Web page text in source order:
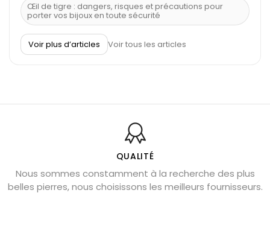
Œil de tigre : dangers, risques et précautions pour
porter vos bijoux en toute sécurité
À quel poignet porter un bracelet de pierre
Découvrez le scorpion et ses pierres
Bienfaits de la sélénite – pierre des anges
L’améthyste est-elle faite pour moi ?
Chrysocolle : pierre apaisante
Obsidienne dorée : vertus et signification
Voir plus d’articles Voir tous les articles
QUALITÉ
Nous sommes constamment à la recherche des plus
belles pierres, nous choisissons les meilleurs fournisseurs.